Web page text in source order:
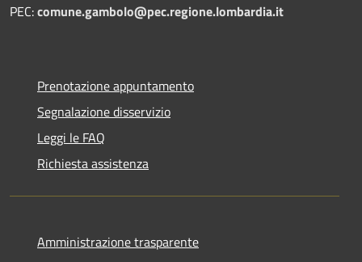
PEC:comune.gambolo@pec.regione.lombardia.it
Prenotazione appuntamento
Segnalazione disservizio
Leggi le FAQ
Richiesta assistenza
Amministrazione trasparente